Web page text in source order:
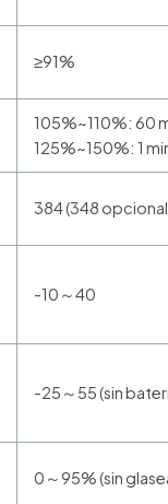
≥91%
105%~110%: 60
125%~150%: 1
384 (348
-10～40
-25～55 (sin
0～95% (sin